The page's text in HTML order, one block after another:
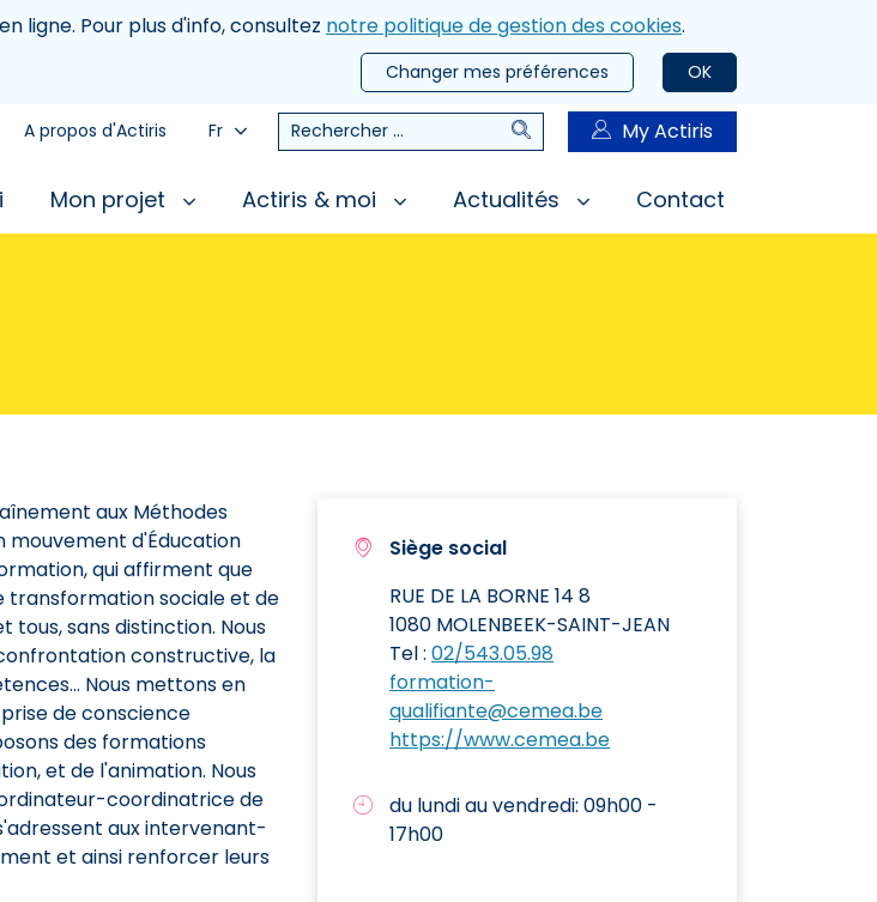
ligne. Pour plus d'info, consultez notre politique de gestion des cookies.
OK
Changer mes préférences
A propos d'Actiris Fr Rechercher RechercherMy Actiris
Mon projet Actiris & moi Actualités Contact
aux Méthodes
mouvement d'Éducation
qui affirment que
transformation sociale et de
tous, sans distinction. Nous
constructive, la
Nous mettons en
de conscience
des formations
et de l'animation. Nous
coordinatrice de
aux intervenant-
et ainsi renforcer leurs
Siège social
RUE DE LA BORNE 14 8
1080 MOLENBEEK-SAINT-JEAN
Tel : 02/543.05.98
formation-
qualifiante@cemea.be
https://www.cemea.be
du lundi au vendredi: 09h00 -
17h00